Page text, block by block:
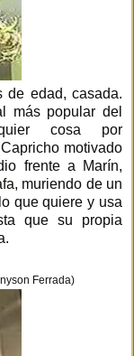
de edad, casada.
más popular del
cosa por
motivado
frente a Marín,
muriendo de un
que quiere y usa
que su propia
Ferrada)